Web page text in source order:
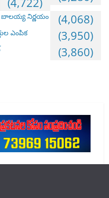
నిర్ణయం (4,068)
ఎంపిక (3,950)
(3,860)